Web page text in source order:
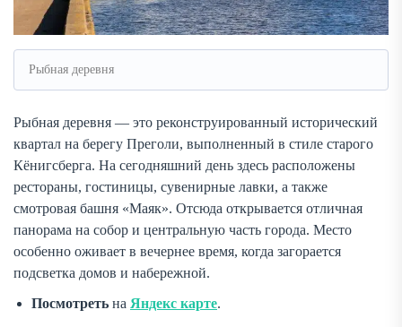
Рыбная деревня
Рыбная деревня — это реконструированный исторический
квартал на берегу Преголи, выполненный в стиле старого
Кёнигсберга. На сегодняшний день здесь расположены
рестораны, гостиницы, сувенирные лавки, а также
смотровая башня «Маяк». Отсюда открывается отличная
панорама на собор и центральную часть города. Место
особенно оживает в вечернее время, когда загорается
подсветка домов и набережной.
Посмотреть на Яндекс карте.